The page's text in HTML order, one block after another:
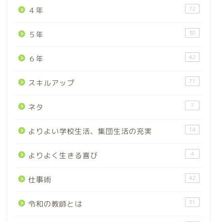
４年 72
５年 38
６年 42
スキルアップ 71
ネタ 7
よりよい学校生活、集団生活の充実 14
よりよく生きる喜び 4
仕事術 42
令和の教師とは 31